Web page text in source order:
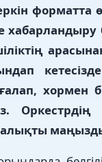
форматта
хормен